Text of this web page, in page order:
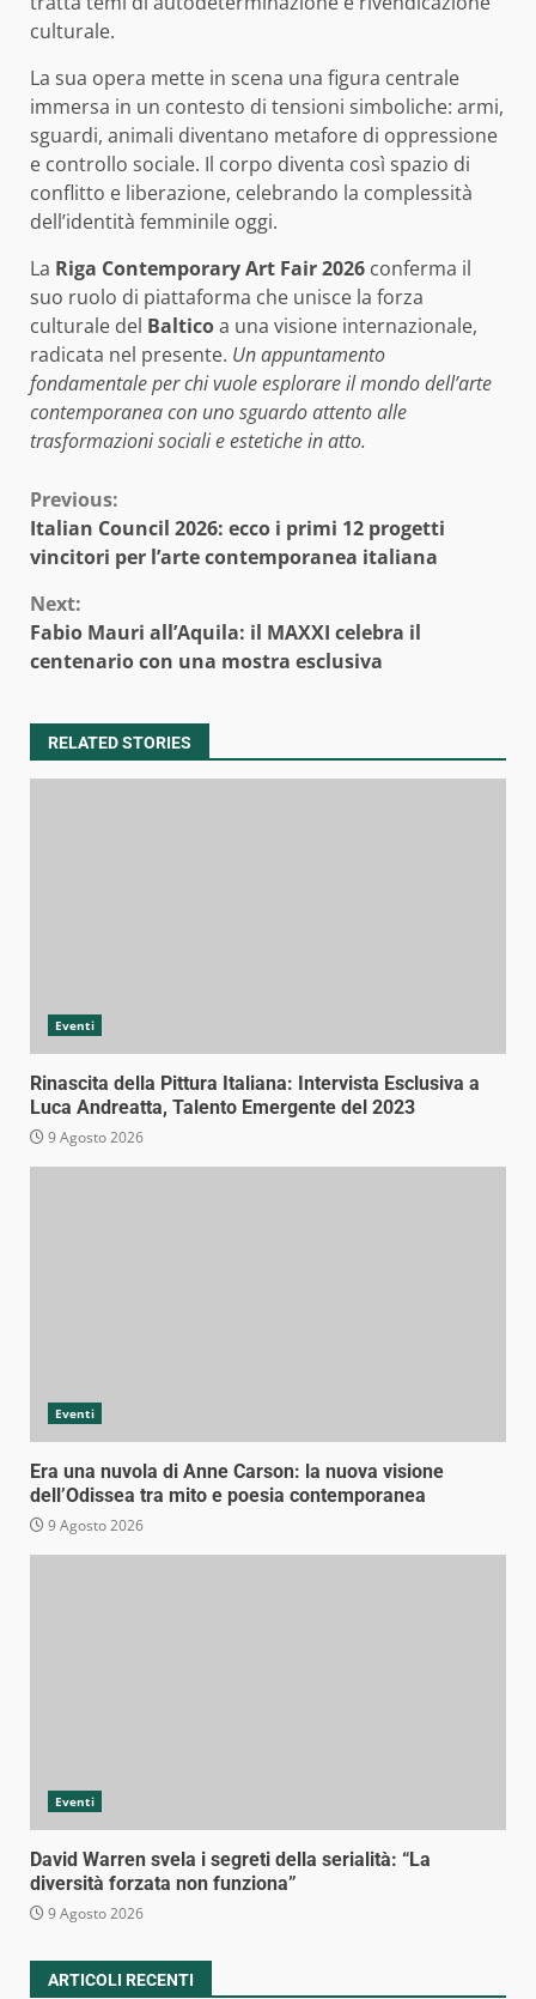
culturale.
La sua opera mette in scena una figura centrale
immersa in un contesto di tensioni simboliche: armi,
sguardi, animali diventano metafore di oppressione
e controllo sociale. Il corpo diventa così spazio di
conflitto e liberazione, celebrando la complessità
dell’identità femminile oggi.
La Riga Contemporary Art Fair 2026 conferma il
suo ruolo di piattaforma che unisce la forza
culturale del Balticoa una visione internazionale,
radicata nel presente. Un appuntamento
fondamentale per chi vuole esplorare il mondo dell’arte
contemporanea con uno sguardo attento alle
trasformazioni sociali e estetiche in atto.
Continue
Reading
Previous:
Italian Council 2026: ecco i primi 12 progetti
vincitori per l’arte contemporanea italiana
Next:
Fabio Mauri all’Aquila: il MAXXI celebra il
centenario con una mostra esclusiva
RELATED STORIES
Eventi
Rinascita della Pittura Italiana: Intervista Esclusiva a
Luca Andreatta, Talento Emergente del 2023
9 Agosto 2026
Eventi
Era una nuvola di Anne Carson: la nuova visione
dell’Odissea tra mito e poesia contemporanea
9 Agosto 2026
Eventi
David Warren svela i segreti della serialità: “La
diversità forzata non funziona”
9 Agosto 2026
ARTICOLI RECENTI